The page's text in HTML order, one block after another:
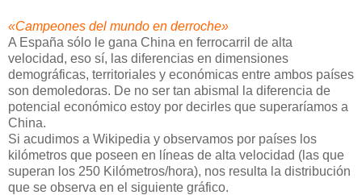
«Campeones del mundo en derroche»
A España sólo le gana China en ferrocarril de alta
velocidad, eso sí, las diferencias en dimensiones
demográficas, territoriales y económicas entre ambos países
son demoledoras. De no ser tan abismal la diferencia de
potencial económico estoy por decirles que superaríamos a
China.
Si acudimos a Wikipedia y observamos por países los
kilómetros que poseen en líneas de alta velocidad (las que
superan los 250 Kilómetros/hora), nos resulta la distribución
que se observa en el siguiente gráfico.